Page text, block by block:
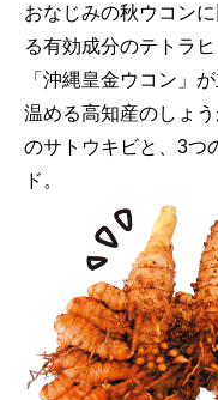
おなじみの秋ウコン
る有効成分のテトラ
「沖縄皇金ウコン」
温める高知産のしょ
のサトウキビと、3つ
ド。